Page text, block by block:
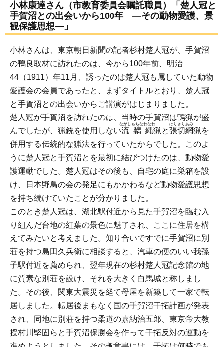
小林康達さん（市教育委員会嘱託職員）「楚人冠と
手賀沼との出会いから100年 ―その動物愛護、景
観保護思想―」
小林さんは、東京朝日新聞の記者杉村楚人冠が、手賀沼
の鴨良取材に訪れたのは、今から100年前、明治
44（1911）年11月、誘ったのは楚人冠も属していた動物
愛護会の会員であったと、まずタイトルとおり、楚人冠
と手賀沼との出会いからご講演がはじまりました。
楚人冠が手賀沼を訪れたのは、当時の手賀沼は鴨猟が盛
んでしたが、猟銃を使用しない流黐縄
ながしもちなわなわ
猟と張切網
はりきりあみ
猟を
併用する伝統的な猟法を行っていたからでした。このよ
うに楚人冠と手賀沼とを最初に結びつけたのは、動物愛
護運動でした。楚人冠はその後も、自宅の庭に巣箱を設
け、日本野鳥の会の発足にもかかわるなど動物愛護思想
を持ち続けていたことが分かりました。
このとき楚人冠は、湖北駅付近から見た手賀沼を臨む入
り組んだ台地の紅葉の景色に魅了され、ここに住居を構
えてみたいと考えました。知り合いですでに手賀沼に別
荘を持つ島田久兵衛に相談すると、汽車の便のいい我孫
子駅付近を薦められ、翌年現在の杉村楚人冠記念館の地
に質素な別荘を設け、それを大きく白馬城と称しまし
た。その後、関東大震災を経て母屋を新築して一家で転
居しました。転居後まもなく国の手賀沼干拓計画が発表
され、同地に別荘を持つ柔道の嘉納治五郎、東京帝大教
授村川堅固らと手賀沼保勝会を作って干拓反対の運動を